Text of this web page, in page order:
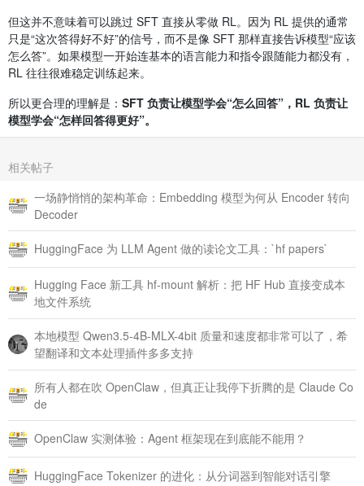
但这并不意味着可以跳过 SFT 直接从零做 RL。因为 RL 提供的通常
只是“这次答得好不好”的信号，而不是像 SFT 那样直接告诉模型“应该
怎么答”。如果模型一开始连基本的语言能力和指令跟随能力都没有，
RL 往往很难稳定训练起来。
所以更合理的理解是： SFT 负责让模型学会“怎么回答”，RL 负责让
模型学会“怎样回答得更好”。
相关帖子
一场静悄悄的架构革命：Embedding 模型为何从 Encoder 转向
Decoder
HuggingFace 为 LLM Agent 做的读论文工具：`hf papers`
Hugging Face 新工具 hf-mount 解析：把 HF Hub 直接变成本
地文件系统
本地模型 Qwen3.5-4B-MLX-4bit 质量和速度都非常可以了，希
望翻译和文本处理插件多多支持
所有人都在吹 OpenClaw，但真正让我停下折腾的是 Claude Co
de
OpenClaw 实测体验：Agent 框架现在到底能不能用？
HuggingFace Tokenizer 的进化：从分词器到智能对话引擎